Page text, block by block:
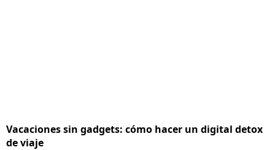
Vacaciones sin gadgets: cómo hacer un digital detox
de viaje